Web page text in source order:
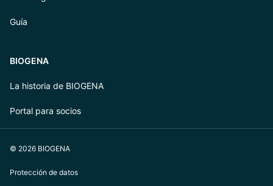
Guía
BIOGENA
La historia de BIOGENA
Portal para socios
© 2026 BIOGENA
Protección de datos